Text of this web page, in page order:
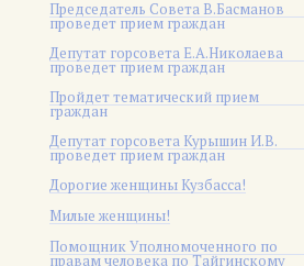
Председатель Совета В.Басманов
проведет прием граждан
Депутат горсовета Е.А.Николаева
проведет прием граждан
Пройдет тематический прием
граждан
Депутат горсовета Курышин И.В.
проведет прием граждан
Дорогие женщины Кузбасса!
Милые женщины!
Помощник Уполномоченного по
правам человека по Тайгинскому